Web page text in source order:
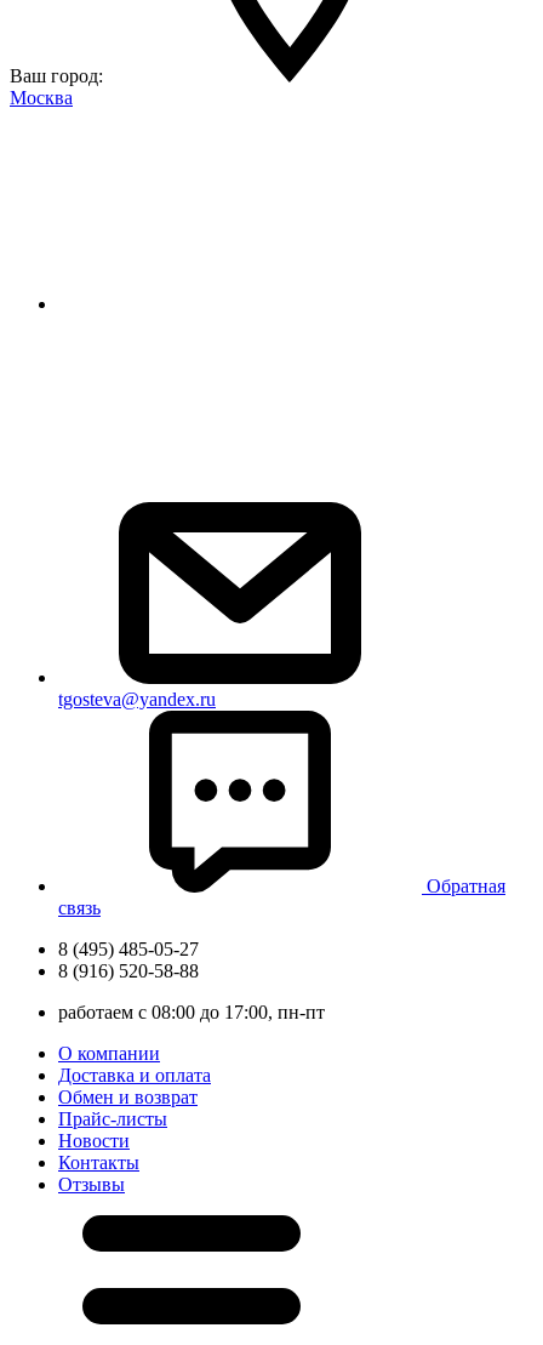
Ваш город:
Москва
tgosteva@yandex.ru
Обратная
связь
8 (495) 485-05-27
8 (916) 520-58-88
работаем с 08:00 до 17:00, пн-пт
О компании
Доставка и оплата
Обмен и возврат
Прайс-листы
Новости
Контакты
Отзывы